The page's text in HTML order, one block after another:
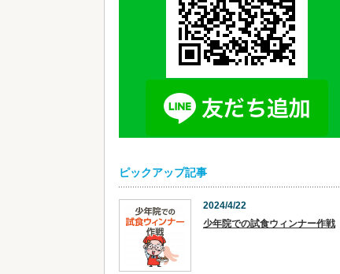
ピックアップ記事
2024/4/22
少年院での試食ウィンナー作戦